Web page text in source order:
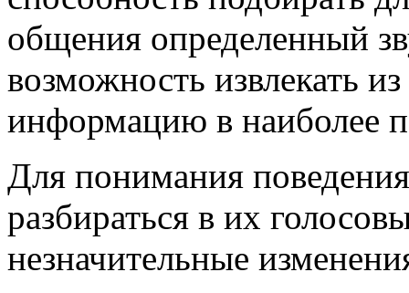
общения определенный
возможность извлекать
информацию в наиболее
Для понимания
разбираться в их
незначительные